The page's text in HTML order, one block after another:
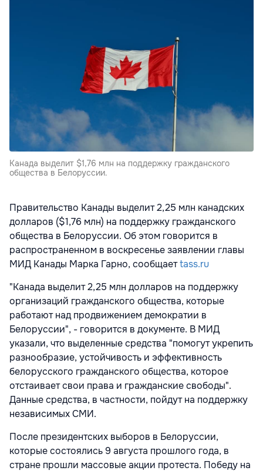
Канада выделит $1,76 млн на поддержку гражданского
общества в Белоруссии.
Правительство Канады выделит 2,25 млн канадских
долларов ($1,76 млн) на поддержку гражданского
общества в Белоруссии. Об этом говорится в
распространенном в воскресенье заявлении главы
МИД Канады Марка Гарно, сообщаетtass.ru
"Канада выделит 2,25 млн долларов на поддержку
организаций гражданского общества, которые
работают над продвижением демократии в
Белоруссии", - говорится в документе. В МИД
указали, что выделенные средства "помогут укрепить
разнообразие, устойчивость и эффективность
белорусского гражданского общества, которое
отстаивает свои права и гражданские свободы".
Данные средства, в частности, пойдут на поддержку
независимых СМИ.
После президентских выборов в Белоруссии,
которые состоялись 9 августа прошлого года, в
стране прошли массовые акции протеста. Победу на